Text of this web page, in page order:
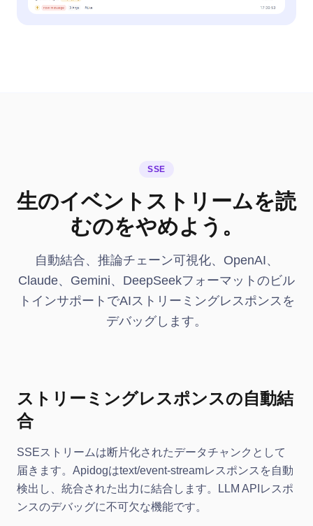
SSE
生のイベントストリームを読
むのをやめよう。
自動結合、推論チェーン可視化、OpenAI、
Claude、Gemini、DeepSeekフォーマットのビル
トインサポートでAIストリーミングレスポンスを
デバッグします。
ストリーミングレスポンスの自動結
合
SSEストリームは断片化されたデータチャンクとして
届きます。Apidogはtext/event-streamレスポンスを自動
検出し、統合された出力に結合します。LLM APIレスポ
ンスのデバッグに不可欠な機能です。